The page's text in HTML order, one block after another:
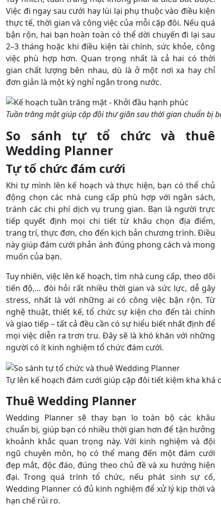
Việc đi ngay sau cưới hay lùi lại phụ thuộc vào điều kiện
thực tế, thời gian và công việc của mỗi cặp đôi. Nếu quá
bận rộn, hai bạn hoàn toàn có thể dời chuyến đi lại sau
2–3 tháng hoặc khi điều kiện tài chính, sức khỏe, công
việc phù hợp hơn. Quan trọng nhất là cả hai có thời
gian chất lượng bên nhau, dù là ở một nơi xa hay chỉ
đơn giản là một kỳ nghỉ ngắn trong nước.
Tuần trăng mật giúp cặp đôi thư giãn sau thời gian chuẩn bị
So sánh tự tổ chức và thuê
Wedding Planner
Tự tổ chức đám cưới
Khi tự mình lên kế hoạch và thực hiện, bạn có thể chủ
động chọn các nhà cung cấp phù hợp với ngân sách,
tránh các chi phí dịch vụ trung gian. Bạn là người trực
tiếp quyết định mọi chi tiết từ khâu chọn địa điểm,
trang trí, thực đơn, cho đến kịch bản chương trình. Điều
này giúp đám cưới phản ánh đúng phong cách và mong
muốn của bạn.
Tuy nhiên, việc lên kế hoạch, tìm nhà cung cấp, theo dõi
tiến độ,… đòi hỏi rất nhiều thời gian và sức lực, dễ gây
stress, nhất là với những ai có công việc bận rộn. Từ
nghệ thuật, thiết kế, tổ chức sự kiện cho đến tài chính
và giao tiếp – tất cả đều cần có sự hiểu biết nhất định để
mọi việc diễn ra trơn tru. Đây sẽ là khó khăn với những
người có ít kinh nghiệm tổ chức đám cưới.
Tự lên kế hoạch đám cưới giúp cặp đôi tiết kiệm kha khá
Thuê Wedding Planner
Wedding Planner sẽ thay bạn lo toàn bộ các khâu
chuẩn bị, giúp bạn có nhiều thời gian hơn để tận hưởng
khoảnh khắc quan trọng này. Với kinh nghiệm và đội
ngũ chuyên môn, họ có thể mang đến một đám cưới
đẹp mắt, độc đáo, đúng theo chủ đề và xu hướng hiện
đại. Trong quá trình tổ chức, nếu phát sinh sự cố,
Wedding Planner có đủ kinh nghiệm để xử lý kịp thời và
hạn chế rủi ro.